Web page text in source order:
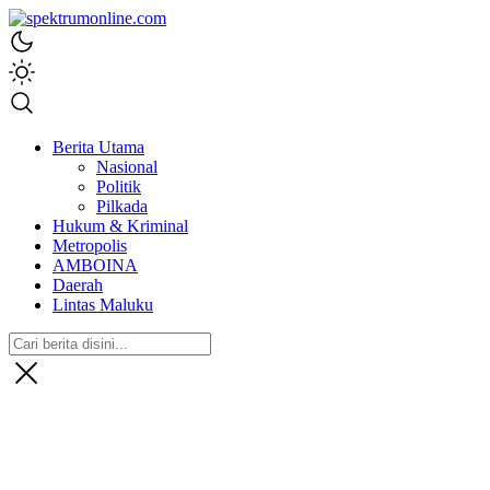
spektrumonline.com
Berita Utama
Nasional
Politik
Pilkada
Hukum & Kriminal
Metropolis
AMBOINA
Daerah
Lintas Maluku